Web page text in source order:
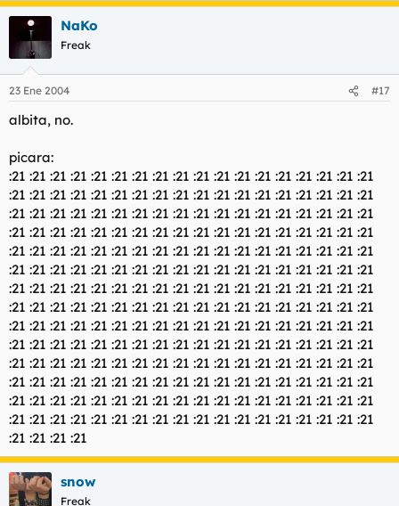
NaKo
Freak
23 Ene 2004 #17
albita, no.
picara:
:21 :21 :21 :21 :21 :21 :21 :21 :21 :21 :21 :21 :21 :21 :21 :21 :21 :21
:21 :21 :21 :21 :21 :21 :21 :21 :21 :21 :21 :21 :21 :21 :21 :21 :21 :21
:21 :21 :21 :21 :21 :21 :21 :21 :21 :21 :21 :21 :21 :21 :21 :21 :21 :21
:21 :21 :21 :21 :21 :21 :21 :21 :21 :21 :21 :21 :21 :21 :21 :21 :21 :21
:21 :21 :21 :21 :21 :21 :21 :21 :21 :21 :21 :21 :21 :21 :21 :21 :21 :21
:21 :21 :21 :21 :21 :21 :21 :21 :21 :21 :21 :21 :21 :21 :21 :21 :21 :21
:21 :21 :21 :21 :21 :21 :21 :21 :21 :21 :21 :21 :21 :21 :21 :21 :21 :21
:21 :21 :21 :21 :21 :21 :21 :21 :21 :21 :21 :21 :21 :21 :21 :21 :21 :21
:21 :21 :21 :21 :21 :21 :21 :21 :21 :21 :21 :21 :21 :21 :21 :21 :21 :21
:21 :21 :21 :21 :21 :21 :21 :21 :21 :21 :21 :21 :21 :21 :21 :21 :21 :21
:21 :21 :21 :21 :21 :21 :21 :21 :21 :21 :21 :21 :21 :21 :21 :21 :21 :21
:21 :21 :21 :21 :21 :21 :21 :21 :21 :21 :21 :21 :21 :21 :21 :21 :21 :21
:21 :21 :21 :21 :21 :21 :21 :21 :21 :21 :21 :21 :21 :21 :21 :21 :21 :21
:21 :21 :21 :21 :21 :21 :21 :21 :21 :21 :21 :21 :21 :21 :21 :21 :21 :21
:21 :21 :21 :21
snow
Freak